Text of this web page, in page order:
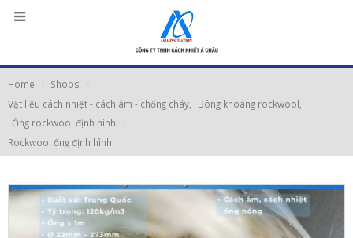
Home
Shops
Vật liệu cách nhiệt - cách âm - chống cháy
Bông khoáng rockwool
Ống rockwool định hình
Rockwool ống định hình